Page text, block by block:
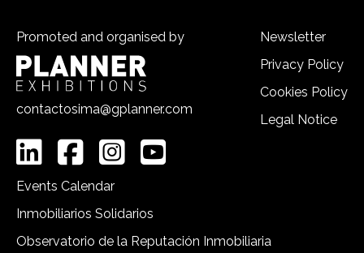
Promoted and organised by
contactosima@gplanner.com
Newsletter
Privacy Policy
Cookies Policy
Legal Notice
Events Calendar
Inmobiliarios Solidarios
Observatorio de la Reputación Inmobiliaria